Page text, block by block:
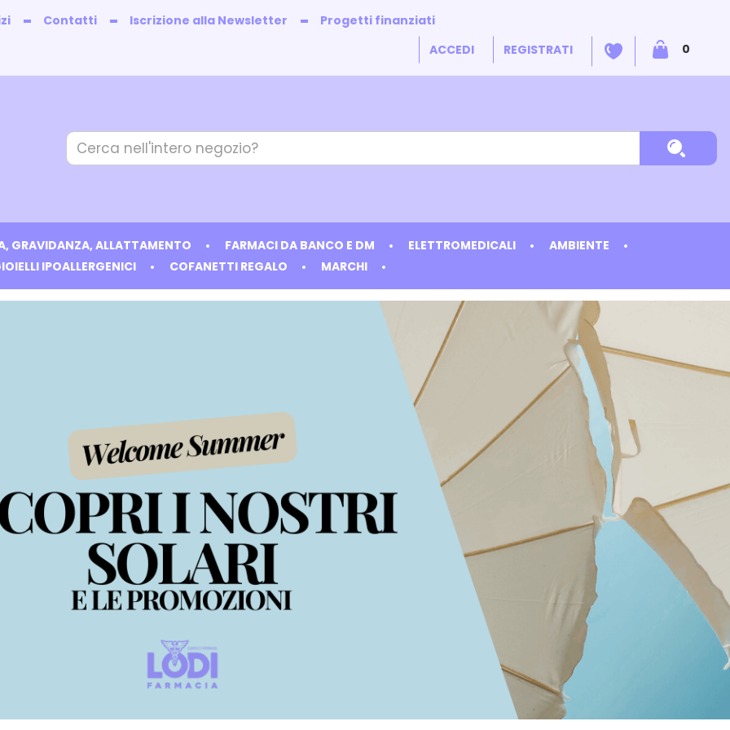
Contatti Iscrizione alla Newsletter
Progetti finanziati
ACCEDI
REGISTRATI 0
Cerca
Prodotto
GRAVIDANZA, ALLATTAMENTO FARMACI DA BANCO E DM ELETTROMEDICALI
AMBIENTE
IPOALLERGENICI
COFANETTI REGALO MARCHI